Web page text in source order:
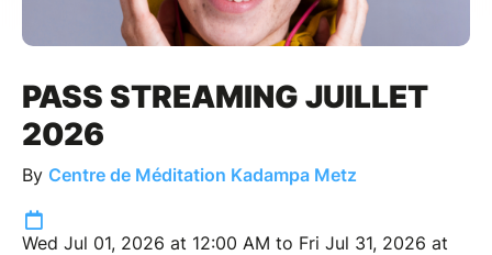
PASS STREAMING JUILLET
2026
By Centre de Méditation Kadampa Metz
Wed Jul 01, 2026 at 12:00 AM to Fri Jul 31, 2026 at